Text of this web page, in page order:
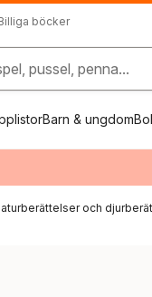
böcker
pussel, penna...
Barn & ungdom
och